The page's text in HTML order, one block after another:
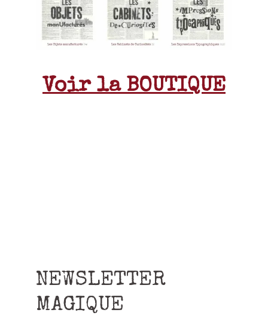
Voir la BOUTIQUE
NEWSLETTER
MAGIQUE